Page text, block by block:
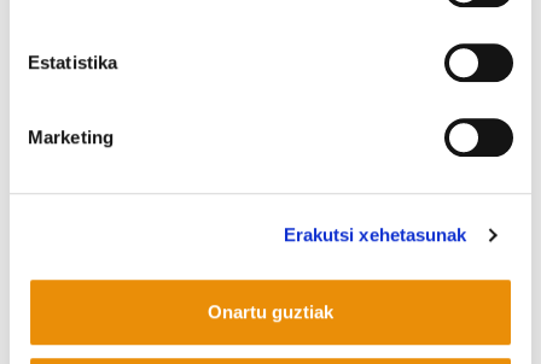
Estatistika
Marketing
Erakutsi xehetasunak
Onartu guztiak
«Beldurra Afrikan utzi genuen»